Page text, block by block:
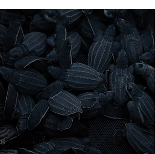
+2,500
especies
980,000
tortuguitas liberadas al mar
+4,450
pichones de garza
agami monitoreados
desde 2004